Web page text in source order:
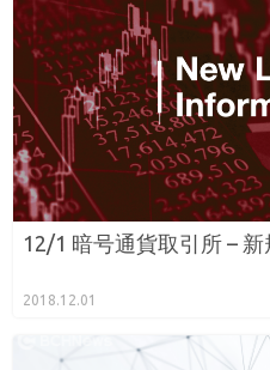
12/1 暗号通貨取引所 –
2018.12.01